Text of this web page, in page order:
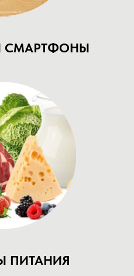
СМАРТФОНЫ
ПИТАНИЯ